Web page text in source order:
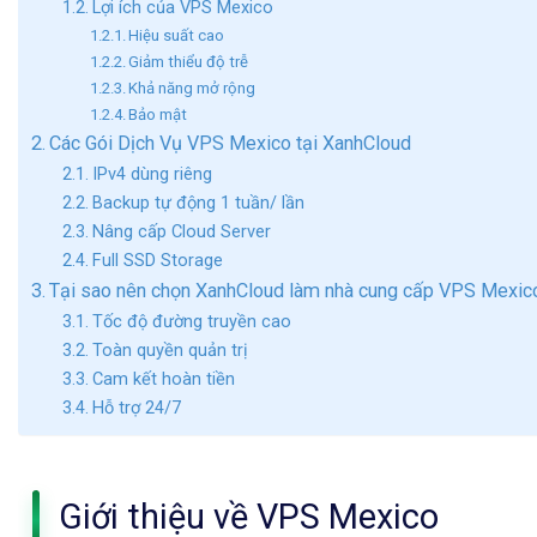
Lợi ích của VPS Mexico
Hiệu suất cao
Giảm thiểu độ trễ
Khả năng mở rộng
Bảo mật
Các Gói Dịch Vụ VPS Mexico tại XanhCloud
IPv4 dùng riêng
Backup tự động 1 tuần/ lần
Nâng cấp Cloud Server
Full SSD Storage
Tại sao nên chọn XanhCloud làm nhà cung cấp VPS
Tốc độ đường truyền cao
Toàn quyền quản trị
Cam kết hoàn tiền
Hỗ trợ 24/7
Giới thiệu về VPS Mexico